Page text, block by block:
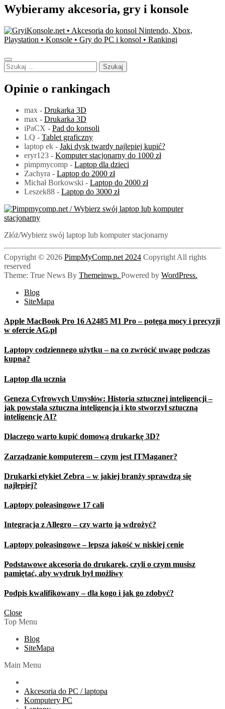
Wybieramy akcesoria, gry i konsole
Szukaj:
Opinie o rankingach
max - Drukarka 3D
max - Drukarka 3D
iPaCX - Pad do konsoli
LQ - Tablet graficzny
laptop ek - Jaki dysk twardy najlepiej kupić?
eryr123 - Komputer stacjonarny do 1000 zł
pimpmycomp - Laptop dla dzieci
Zachyra - Laptop do 2000 zł
Michał Borkowski - Laptop do 2000 zł
Leszek88 - Laptop do 3000 zł
Złóż/Wybierz swój laptop lub komputer stacjonarny
Copyright © 2026 PimpMyComp.net 2024 Copyright All rights
reserved
Theme: True News By Themeinwp. Powered by WordPress.
Blog
SiteMapa
Apple MacBook Pro 16 A2485 M1 Pro – potęga mocy i precyzji
w ofercie AG.pl
Laptopy codziennego użytku – na co zwrócić uwagę podczas
kupna?
Laptop dla ucznia
Geneza Cyfrowych Umysłów: Historia sztucznej inteligencji –
jak powstała sztuczna inteligencja i kto stworzył sztuczną
inteligencję AI?
Dlaczego warto kupić domową drukarkę 3D?
Zarządzanie komputerem – czym jest ITMaganer?
Drukarki etykiet Zebra – w jakiej branży sprawdzą się
najlepiej?
Laptopy poleasingowe 17 cali
Integracja z Allegro – czy warto ją wdrożyć?
Laptopy poleasingowe – lepsza jakość w niskiej cenie
Podstawowe akcesoria do drukarek, czyli o czym musisz
pamiętać, aby wydruk był możliwy
Podpis kwalifikowany – dla kogo i jak go zdobyć?
Close
Top Menu
Blog
SiteMapa
Main Menu
Akcesoria do PC / laptopa
Komputery PC